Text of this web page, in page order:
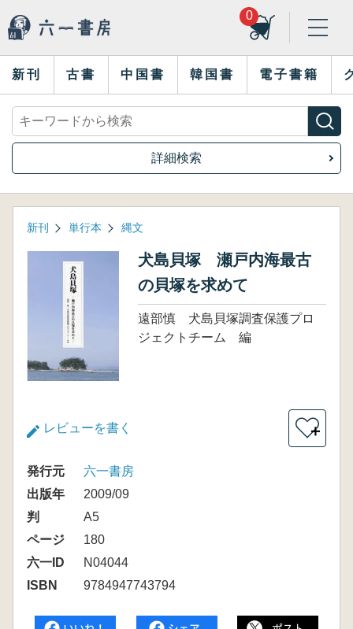
0
新刊 古書 中国書 韓国書 電子書籍
詳細検索
新刊 単行本 縄文
犬島貝塚 瀬戸内海最古
の貝塚を求めて
遠部慎 犬島貝塚調査保護プロ
ジェクトチーム 編
レビューを書く ＋
発行元
六一書房
出版年
2009/09
判
A5
ページ
180
六一ID
N04044
ISBN
9784947743794